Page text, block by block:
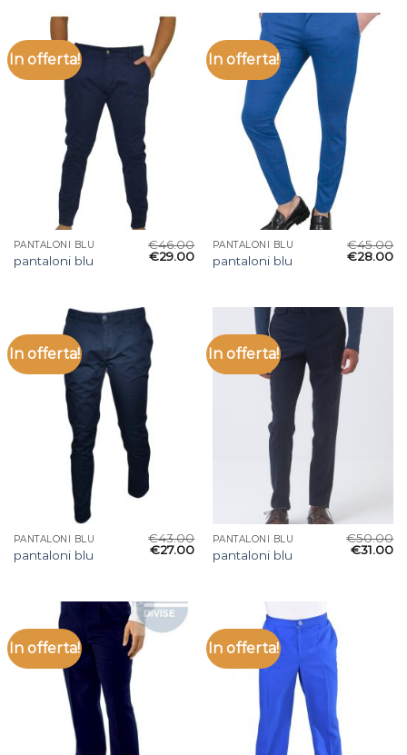
In offerta!
PANTALONI BLU
pantaloni blu
€46.00
€29.00
In offerta!
PANTALONI BLU
pantaloni blu
€45.00
€28.00
In offerta!
PANTALONI BLU
pantaloni blu
€43.00
€27.00
In offerta!
PANTALONI BLU
pantaloni blu
€50.00
€31.00
In offerta! In offerta!